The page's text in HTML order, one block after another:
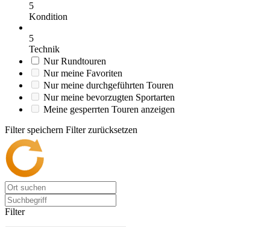
5
Kondition
5
Technik
Nur Rundtouren
Nur meine Favoriten
Nur meine durchgeführten Touren
Nur meine bevorzugten Sportarten
Meine gesperrten Touren anzeigen
Filter speichern Filter zurücksetzen
Filter